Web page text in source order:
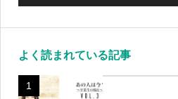
よく読まれている記事
1